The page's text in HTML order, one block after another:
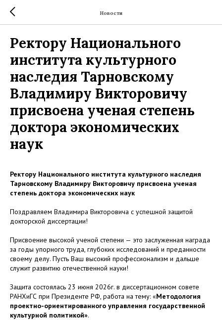
Новости
Ректору Национального
института культурного
наследия Тарновскому
Владимиру Викторовичу
присвоена ученая степень
доктора экономических
наук
Ректору Национального института культурного наследия
Тарновскому Владимиру Викторовичу присвоена ученая
степень доктора экономических наук
Поздравляем Владимира Викторовича с успешной защитой
докторской диссертации!
Присвоение высокой ученой степени — это заслуженная награда
за годы упорного труда, глубоких исследований и преданности
своему делу. Пусть Ваш высокий профессионализм и дальше
служит развитию отечественной науки!
Защита состоялась 23 июня 2026г. в диссертационном совете
РАНХиГС при Президенте РФ, работа на тему: «Методология
проектно-ориентированного управления государственной
культурной политикой».